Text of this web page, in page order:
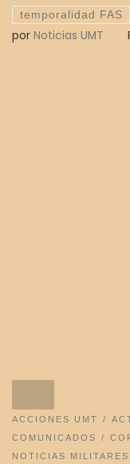
temporalidad FAS
por Noticias UMT
ACCIONES UMT
COMUNICADOS
NOTICIAS MILITARES